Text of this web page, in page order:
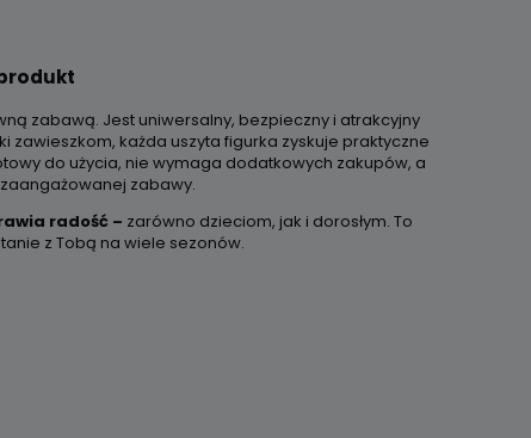
zabawą. Jest uniwersalny, bezpieczny i atrakcyjny
zawieszkom, każda uszyta figurka zyskuje praktyczne
do użycia, nie wymaga dodatkowych zakupów, a
zabawy.
radość – zarówno dzieciom, jak i dorosłym. To
z Tobą na wiele sezonów.